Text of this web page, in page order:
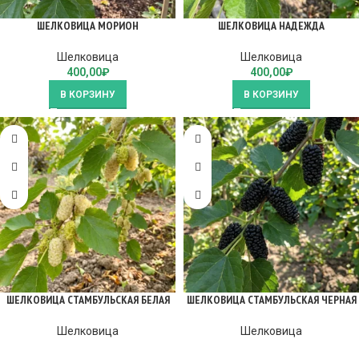
ШЕЛКОВИЦА МОРИОН
Шелковица
400,00₽
В КОРЗИНУ
ШЕЛКОВИЦА НАДЕЖДА
Шелковица
400,00₽
В КОРЗИНУ
ШЕЛКОВИЦА СТАМБУЛЬСКАЯ БЕЛАЯ
Шелковица
ШЕЛКОВИЦА СТАМБУЛЬСКАЯ ЧЕРНАЯ
Шелковица